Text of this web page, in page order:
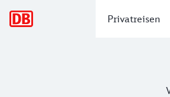
Privatreisen